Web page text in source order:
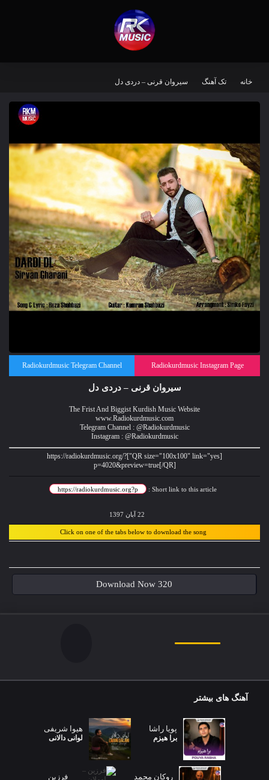
خانه تک آهنگ سیروان قرنی – دردی دل
Radiokurdmusic Instagram Page
Radiokurdmusic Telegram Channel
سیروان قرنی – دردی دل
The Frist And Biggist Kurdish Music Website
www.Radiokurdmusic.com
Telegram Channel : @Radiokurdmusic
Instagram : @Radiokurdmusic
[QR size="100x100" link="yes"]https://radiokurdmusic.org/?
p=4020&preview=true[/QR]
Short link to this article :
22 آبان 1397
Click on one of the tabs below to download the song
Download Now 320
آهنگ های بیشتر
پویا راشا
برا هیزم
هیوا شریفی
لوانی دالانی
روکان محمد فرزین